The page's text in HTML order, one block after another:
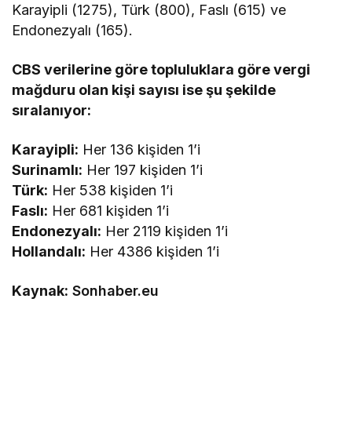
Karayipli (1275), Türk (800), Faslı (615) ve
Endonezyalı (165).
CBS verilerine göre topluluklara göre vergi
mağduru olan kişi sayısı ise şu şekilde
sıralanıyor:
Karayipli: Her 136 kişiden 1’i
Surinamlı: Her 197 kişiden 1’i
Türk: Her 538 kişiden 1’i
Faslı: Her 681 kişiden 1’i
Endonezyalı: Her 2119 kişiden 1’i
Hollandalı: Her 4386 kişiden 1’i
Kaynak: Sonhaber.eu